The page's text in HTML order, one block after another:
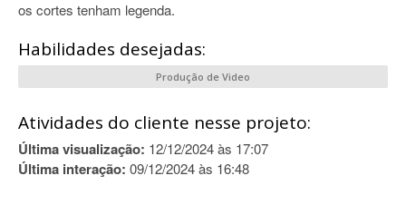
os cortes tenham legenda.
Habilidades desejadas:
Produção de Video
Atividades do cliente nesse projeto:
Última visualização: 12/12/2024 às 17:07
Última interação: 09/12/2024 às 16:48